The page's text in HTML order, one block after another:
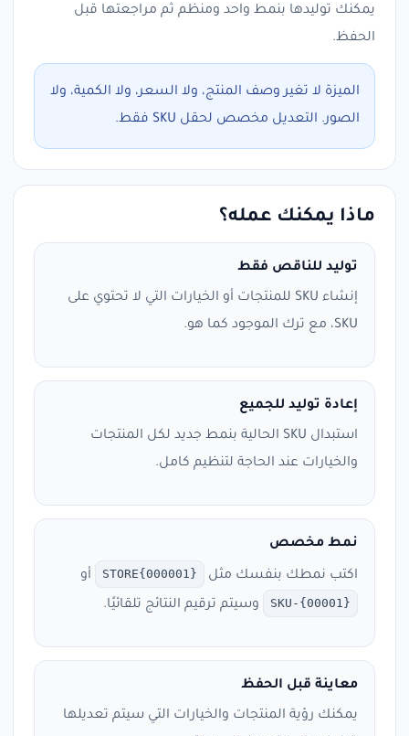
يمكنك توليدها بنمط واحد ومنظم ثم مراجعتها قبل
الحفظ.
الميزة لا تغير وصف المنتج، ولا السعر، ولا الكمية، ولا
الصور. التعديل مخصص لحقل SKU فقط.
ماذا يمكنك عمله؟
توليد للناقص فقط
إنشاء SKU للمنتجات أو الخيارات التي لا تحتوي على
SKU، مع ترك الموجود كما هو.
إعادة توليد للجميع
استبدال SKU الحالية بنمط جديد لكل المنتجات
والخيارات عند الحاجة لتنظيم كامل.
نمط مخصص
اكتب نمطك بنفسك مثل STORE{000001} أو
SKU-{00001} وسيتم ترقيم النتائج تلقائيًا.
معاينة قبل الحفظ
يمكنك رؤية المنتجات والخيارات التي سيتم تعديلها